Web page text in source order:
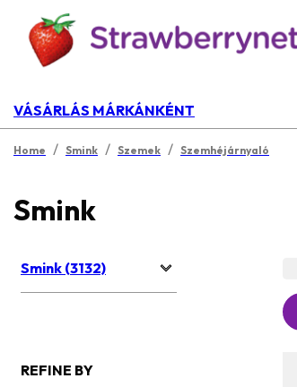
VÁSÁRLÁS MÁRKÁNKÉNT
Home / Smink / Szemek / Szemhéjárnyaló
Smink
Smink (3132)
REFINE BY